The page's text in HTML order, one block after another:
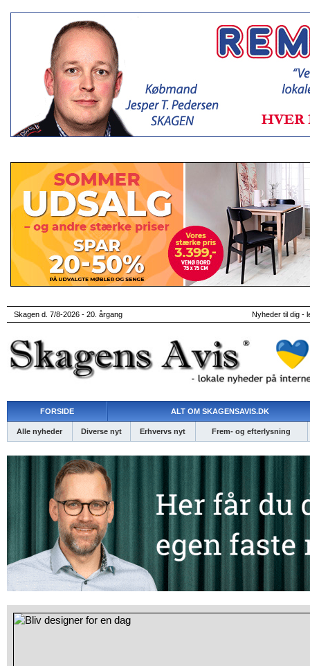
Skagen d. 7/8-2026 - 20. årgang Nyheder til dig -
FORSIDE ALT OM SKAGENSAVIS.DK
Alle nyheder Diverse nyt Erhvervs nyt Frem- og efterlysning